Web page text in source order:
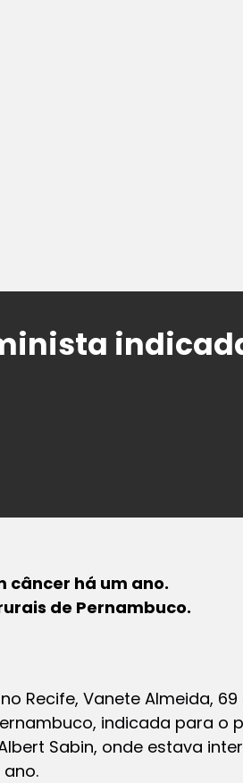
câncer há um ano.
de Pernambuco.
Recife, Vanete Almeida,
indicada para o
Sabin, onde estava